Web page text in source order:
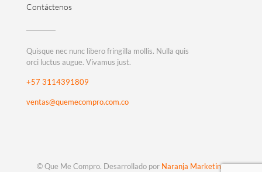
Contáctenos
Quisque nec nunc libero fringilla mollis. Nulla quis
orci luctus augue. Vivamus just.
+57 3114391809
ventas@quemecompro.com.co
© Que Me Compro. Desarrollado por Naranja Marketing